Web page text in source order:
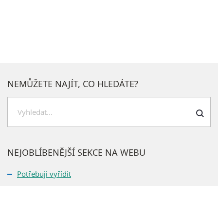
NEJOBLÍBENĚJŠÍ SEKCE NA WEBU
Potřebuji vyřídit
NEMŮŽETE NAJÍT, CO HLEDÁTE?